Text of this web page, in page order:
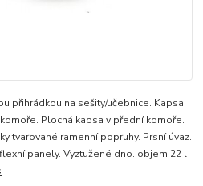
přihrádkou na sešity/učebnice. Kapsa
Plochá kapsa v přední komoře.
tvarované ramenní popruhy. Prsní úvaz.
panely. Vyztužené dno. objem 22 l